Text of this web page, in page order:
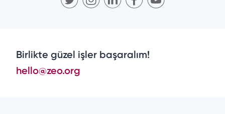
Birlikte güzel işler başaralım!
hello@zeo.org